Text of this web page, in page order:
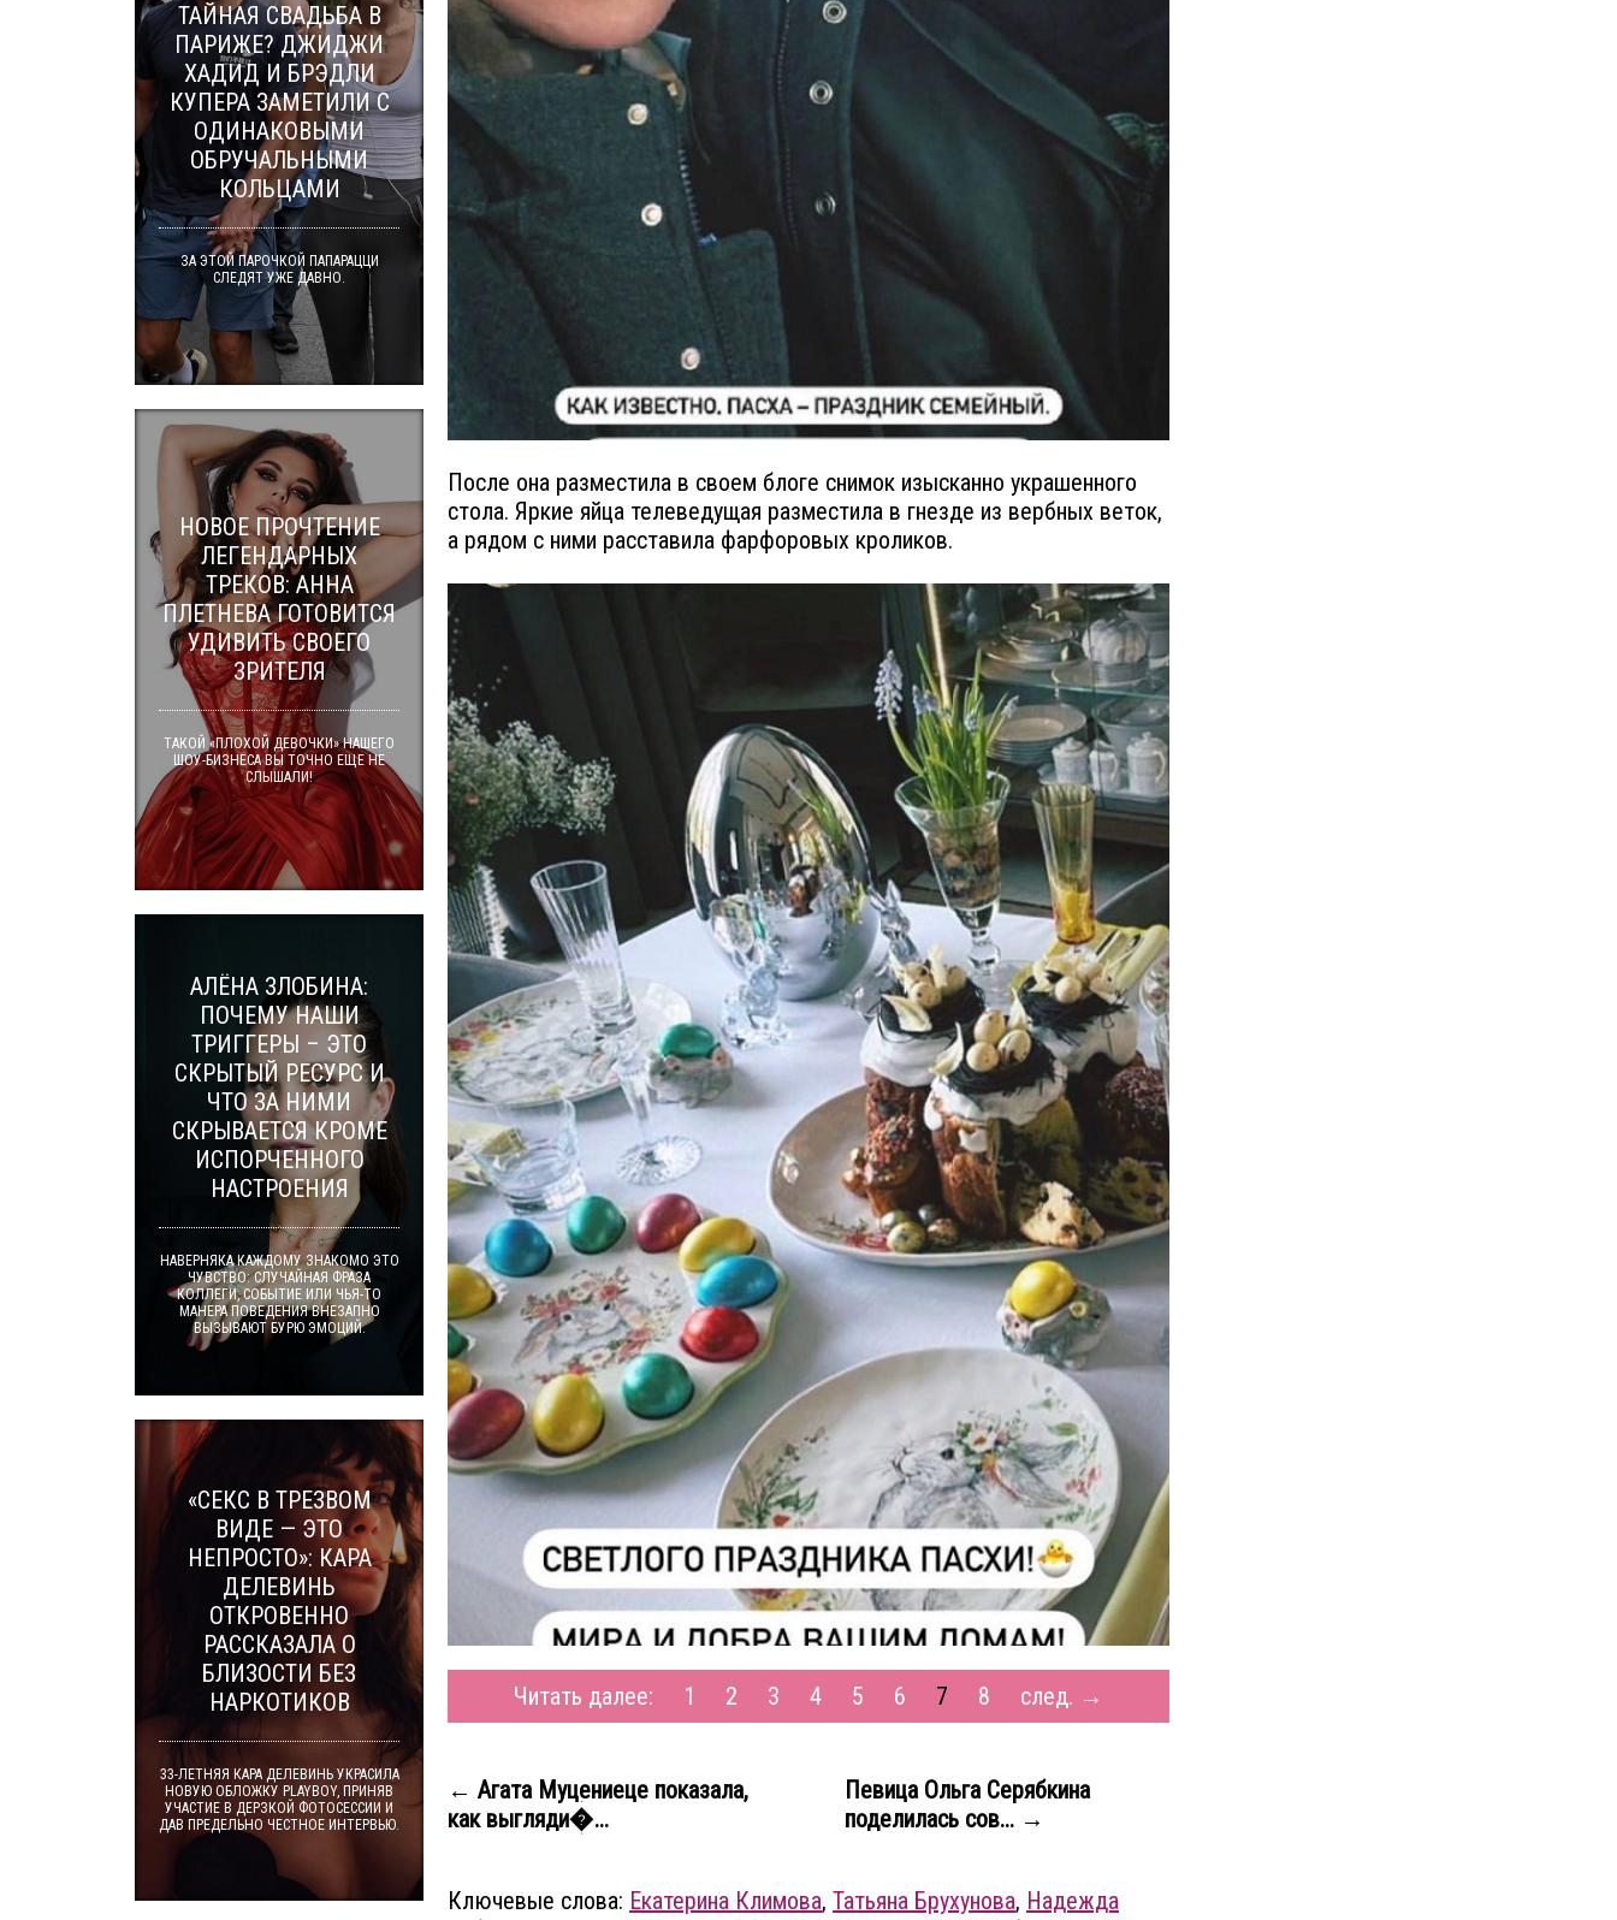
После она разместила в своем блоге снимок изысканно украшенного
стола. Яркие яйца телеведущая разместила в гнезде из вербных веток,
а рядом с ними расставила фарфоровых кроликов.
Читать далее: 1 2 3 4 5 6 7 8 след. →
← Агата Муцениеце показала,
как выгляди�...
Певица Ольга Серябкина
поделилась сов... →
Ключевые слова: Екатерина Климова, Татьяна Брухунова, Надежда
ТАЙНАЯ СВАДЬБА В
ПАРИЖЕ? ДЖИДЖИ
ХАДИД И БРЭДЛИ
КУПЕРА ЗАМЕТИЛИ С
ОДИНАКОВЫМИ
ОБРУЧАЛЬНЫМИ
КОЛЬЦАМИ
ЗА ЭТОЙ ПАРОЧКОЙ ПАПАРАЦЦИ
СЛЕДЯТ УЖЕ ДАВНО.
НОВОЕ ПРОЧТЕНИЕ
ЛЕГЕНДАРНЫХ
ТРЕКОВ: АННА
ПЛЕТНЕВА ГОТОВИТСЯ
УДИВИТЬ СВОЕГО
ЗРИТЕЛЯ
ТАКОЙ «ПЛОХОЙ ДЕВОЧКИ» НАШЕГО
ШОУ-БИЗНЕСА ВЫ ТОЧНО ЕЩЕ НЕ
СЛЫШАЛИ!
АЛЁНА ЗЛОБИНА:
ПОЧЕМУ НАШИ
ТРИГГЕРЫ – ЭТО
СКРЫТЫЙ РЕСУРС И
ЧТО ЗА НИМИ
СКРЫВАЕТСЯ КРОМЕ
ИСПОРЧЕННОГО
НАСТРОЕНИЯ
НАВЕРНЯКА КАЖДОМУ ЗНАКОМО ЭТО
ЧУВСТВО: СЛУЧАЙНАЯ ФРАЗА
КОЛЛЕГИ, СОБЫТИЕ ИЛИ ЧЬЯ-ТО
МАНЕРА ПОВЕДЕНИЯ ВНЕЗАПНО
ВЫЗЫВАЮТ БУРЮ ЭМОЦИЙ.
«СЕКС В ТРЕЗВОМ
ВИДЕ — ЭТО
НЕПРОСТО»: КАРА
ДЕЛЕВИНЬ
ОТКРОВЕННО
РАССКАЗАЛА О
БЛИЗОСТИ БЕЗ
НАРКОТИКОВ
33-ЛЕТНЯЯ КАРА ДЕЛЕВИНЬ УКРАСИЛА
НОВУЮ ОБЛОЖКУ PLAYBOY, ПРИНЯВ
УЧАСТИЕ В ДЕРЗКОЙ ФОТОСЕССИИ И
ДАВ ПРЕДЕЛЬНО ЧЕСТНОЕ ИНТЕРВЬЮ.